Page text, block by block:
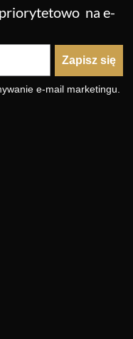
na e-
Zapisz się
e-mail marketingu.